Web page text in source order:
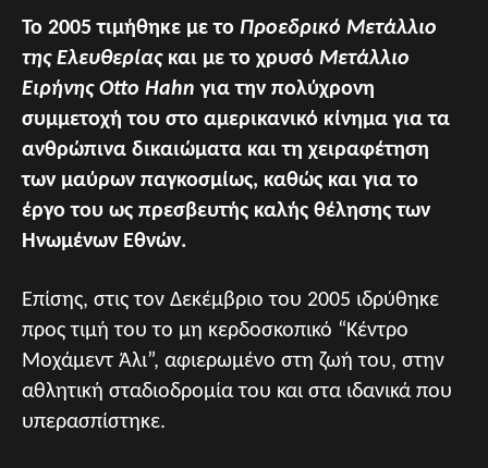
Το 2005 τιμήθηκε με το Προεδρικό Μετάλλιο
της Ελευθερίαςκαι με το χρυσό Μετάλλιο
Ειρήνης Otto Hahn για την πολύχρονη
συμμετοχή του στο αμερικανικό κίνημα για τα
ανθρώπινα δικαιώματα και τη χειραφέτηση
των μαύρων παγκοσμίως, καθώς και για το
έργο του ως πρεσβευτής καλής θέλησης των
Ηνωμένων Εθνών.
Επίσης, στις τον Δεκέμβριο του 2005 ιδρύθηκε
προς τιμή του το μη κερδοσκοπικό “Κέντρο
Μοχάμεντ Άλι”, αφιερωμένο στη ζωή του, στην
αθλητική σταδιοδρομία του και στα ιδανικά που
υπερασπίστηκε.